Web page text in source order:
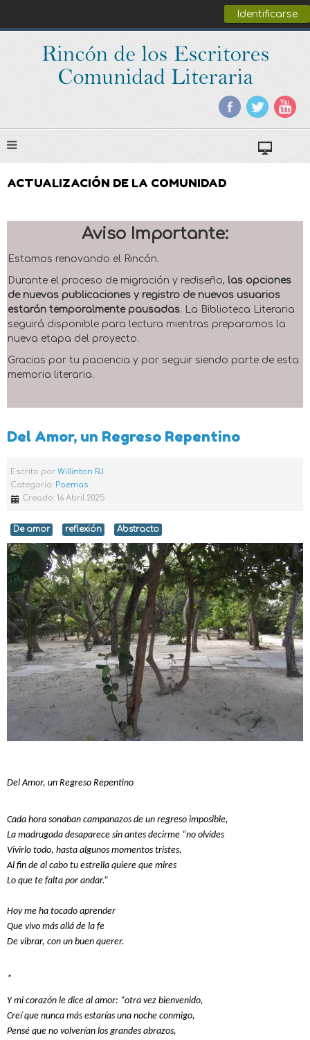
Identificarse
ACTUALIZACIÓN DE LA COMUNIDAD
Aviso Importante:
Estamos renovando el Rincón.
Durante el proceso de migración y rediseño, las opciones
de nuevas publicaciones y registro de nuevos usuarios
estarán temporalmente pausadas. La Biblioteca Literaria
seguirá disponible para lectura mientras preparamos la
nueva etapa del proyecto.
Gracias por tu paciencia y por seguir siendo parte de esta
memoria literaria.
Del Amor, un Regreso Repentino
Escrito por Willinton RJ
Categoría: Poemas
Creado: 16 Abril 2025
De amor reflexión Abstracto
Del Amor, un Regreso Repentino
Cada hora sonaban campanazos de un regreso imposible,
La madrugada desaparece sin antes decirme “no olvides
Vivirlo todo, hasta algunos momentos tristes,
Al fin de al cabo tu estrella quiere que mires
Lo que te falta por andar.”
Hoy me ha tocado aprender
Que vivo más allá de la fe
De vibrar, con un buen querer.
*
Y mi corazón le dice al amor: “otra vez bienvenido,
Creí que nunca más estarías una noche conmigo,
Pensé que no volverían los grandes abrazos,